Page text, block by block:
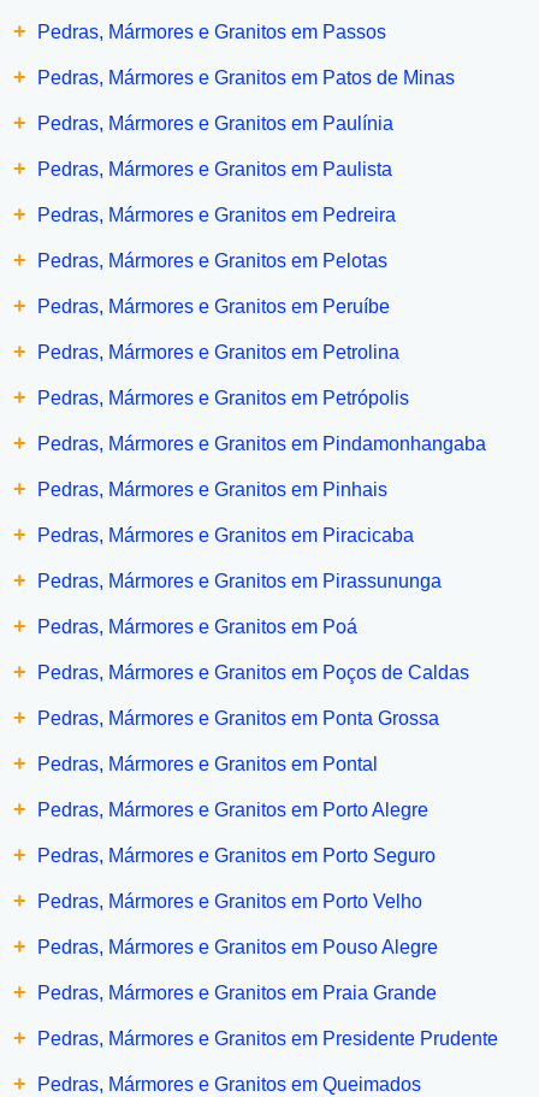
+ Pedras, Mármores e Granitos em Passos
+ Pedras, Mármores e Granitos em Patos de Minas
+ Pedras, Mármores e Granitos em Paulínia
+ Pedras, Mármores e Granitos em Paulista
+ Pedras, Mármores e Granitos em Pedreira
+ Pedras, Mármores e Granitos em Pelotas
+ Pedras, Mármores e Granitos em Peruíbe
+ Pedras, Mármores e Granitos em Petrolina
+ Pedras, Mármores e Granitos em Petrópolis
+ Pedras, Mármores e Granitos em Pindamonhangaba
+ Pedras, Mármores e Granitos em Pinhais
+ Pedras, Mármores e Granitos em Piracicaba
+ Pedras, Mármores e Granitos em Pirassununga
+ Pedras, Mármores e Granitos em Poá
+ Pedras, Mármores e Granitos em Poços de Caldas
+ Pedras, Mármores e Granitos em Ponta Grossa
+ Pedras, Mármores e Granitos em Pontal
+ Pedras, Mármores e Granitos em Porto Alegre
+ Pedras, Mármores e Granitos em Porto Seguro
+ Pedras, Mármores e Granitos em Porto Velho
+ Pedras, Mármores e Granitos em Pouso Alegre
+ Pedras, Mármores e Granitos em Praia Grande
+ Pedras, Mármores e Granitos em Presidente Prudente
+ Pedras, Mármores e Granitos em Queimados